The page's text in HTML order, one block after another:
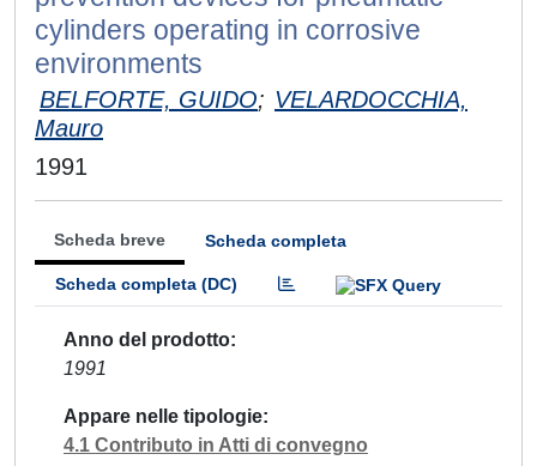
cylinders operating in corrosive
environments
BELFORTE, GUIDO; VELARDOCCHIA,
Mauro
1991
Scheda breve Scheda completa
Scheda completa (DC)
Anno del prodotto
1991
Appare nelle tipologie
4.1 Contributo in Atti di convegno